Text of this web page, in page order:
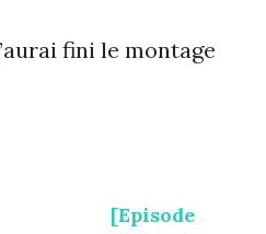
fini le montage
[Episode